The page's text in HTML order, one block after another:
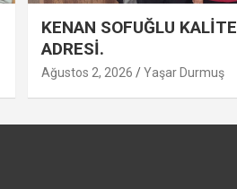
KENAN SOFUĞLU KALİTE
ADRESİ.
Ağustos 2, 2026 Yaşar Durmuş